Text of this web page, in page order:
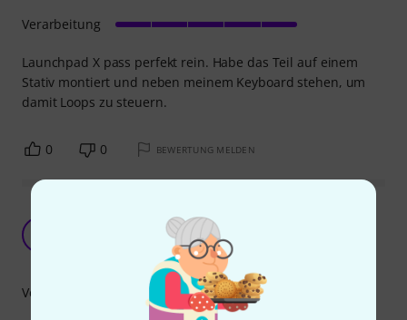
Launchpad X pass perfekt rein. Habe das Teil auf einem
Stativ montiert und neben meinem Keyboard stehen, um
damit Loops zu steuern.
Verarbeitung
0 0 BEWERTUNG MELDEN
Leicht und stabil, aber mit
Konstruktionsmängeln
nBot 02.05.2023
Verarbeitung